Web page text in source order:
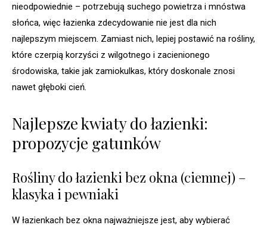
nieodpowiednie – potrzebują suchego powietrza i mnóstwa
słońca, więc łazienka zdecydowanie nie jest dla nich
najlepszym miejscem. Zamiast nich, lepiej postawić na rośliny,
które czerpią korzyści z wilgotnego i zacienionego
środowiska, takie jak zamiokulkas, który doskonale znosi
nawet głęboki cień.
Najlepsze kwiaty do łazienki:
propozycje gatunków
Rośliny do łazienki bez okna (ciemnej) –
klasyka i pewniaki
W łazienkach bez okna najważniejsze jest, aby wybierać